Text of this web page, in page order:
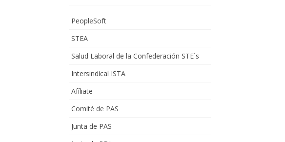
PeopleSoft
STEA
Salud Laboral de la Confederación STE´s
Intersindical ISTA
Afíliate
Comité de PAS
Junta de PAS